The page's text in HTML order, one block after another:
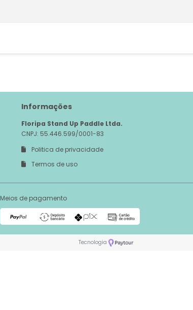
Informações
Floripa Stand Up Paddle Ltda.
CNPJ: 55.446.599/0001-83
Politica de privacidade
Termos de uso
Meios de pagamento
Tecnologia